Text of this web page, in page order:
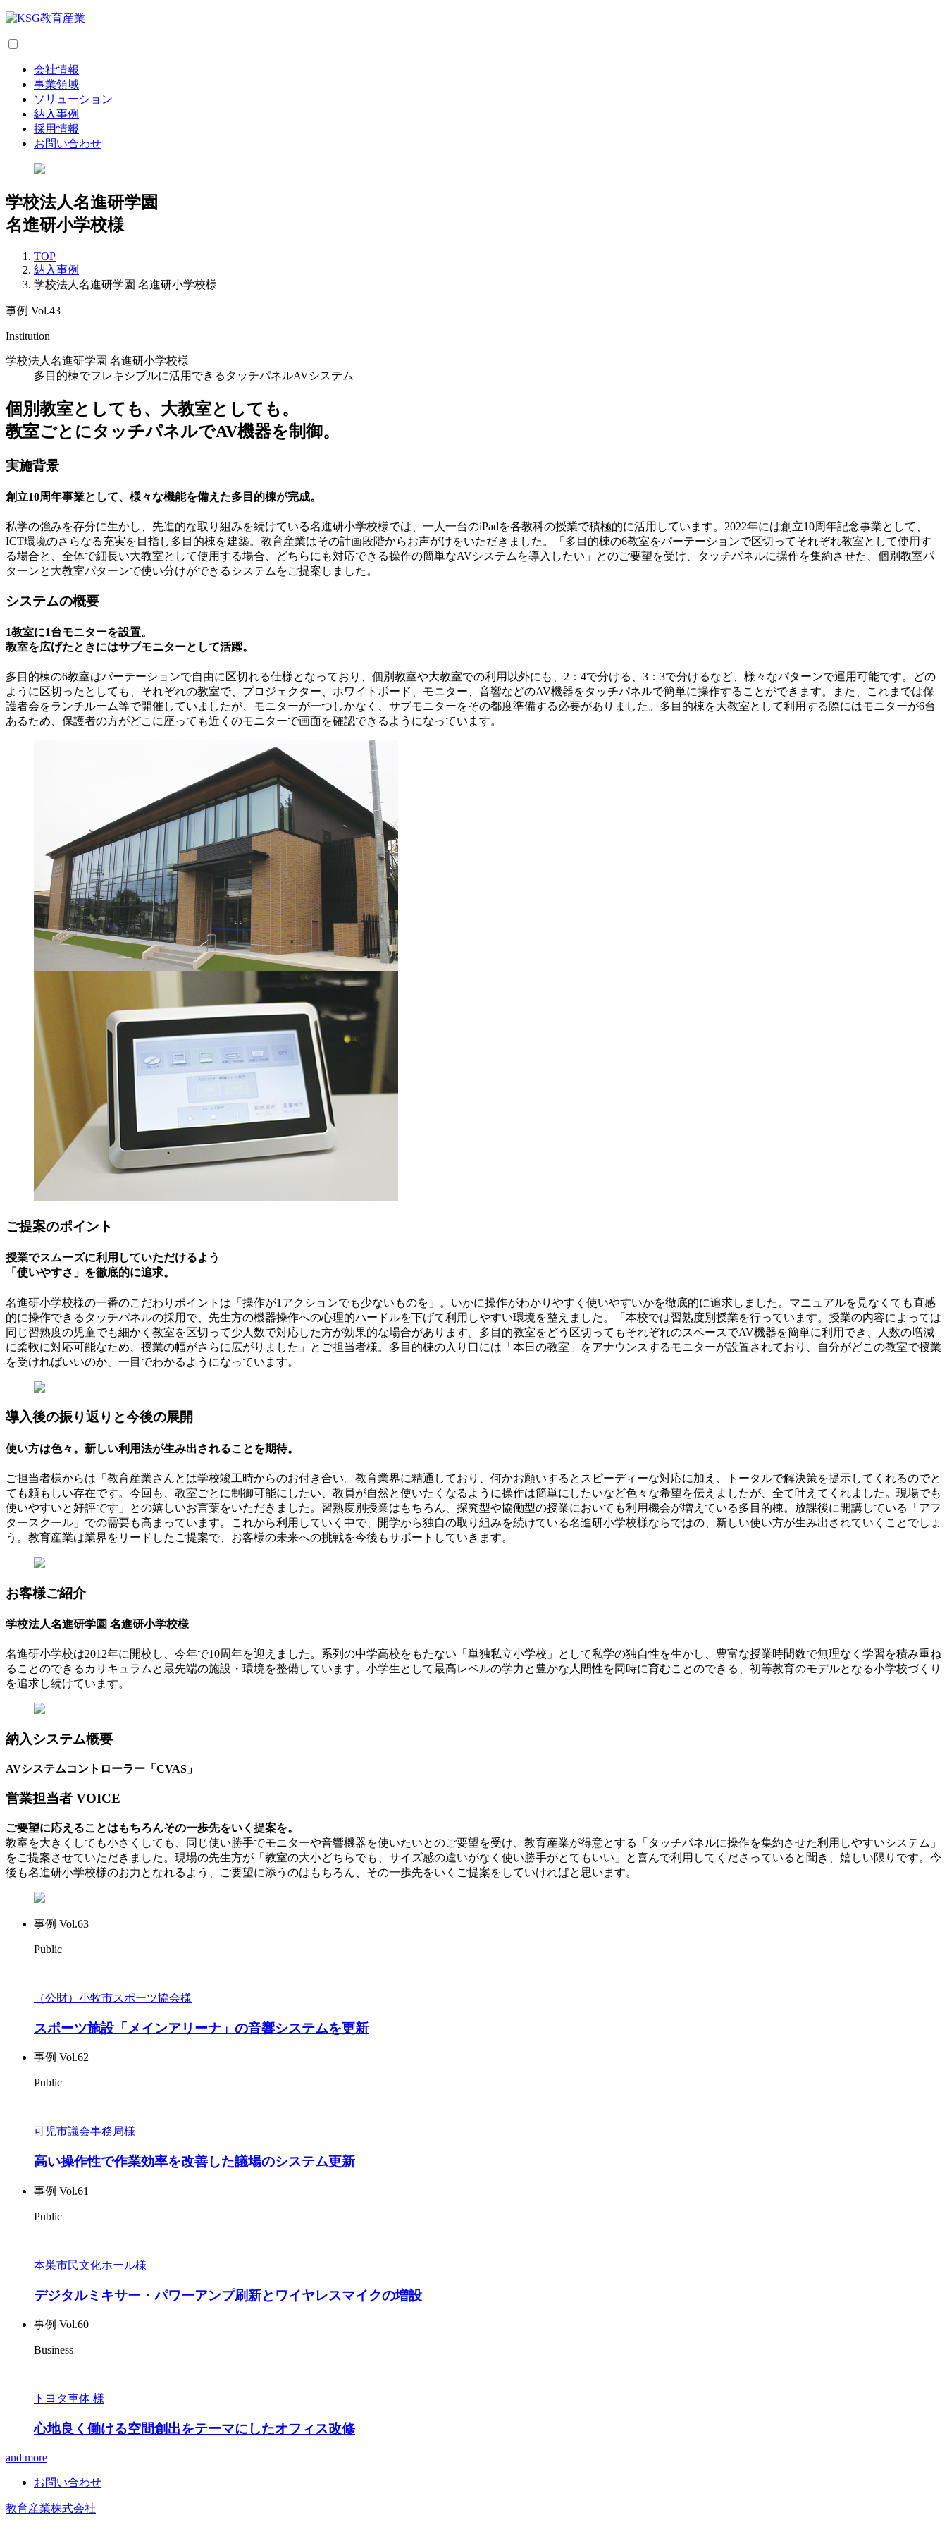
会社情報
事業領域
ソリューション
納入事例
採用情報
お問い合わせ
学校法人名進研学園
名進研小学校様
TOP
納入事例
学校法人名進研学園 名進研小学校様
事例 Vol.43
Institution
学校法人名進研学園 名進研小学校様
多目的棟でフレキシブルに活用できるタッチパネルAVシステム
個別教室としても、大教室としても。
教室ごとにタッチパネルでAV機器を制御。
実施背景
創立10周年事業として、様々な機能を備えた多目的棟が完成。
私学の強みを存分に生かし、先進的な取り組みを続けている名進研小学校様では、一人一台のiPadを各教科の授業で積極的に活用しています。2022年には創立10周年記念事業として、
ICT環境のさらなる充実を目指し多目的棟を建築。教育産業はその計画段階からお声がけをいただきました。「多目的棟の6教室をパーテーションで区切ってそれぞれ教室として使用す
る場合と、全体で細長い大教室として使用する場合、どちらにも対応できる操作の簡単なAVシステムを導入したい」とのご要望を受け、タッチパネルに操作を集約させた、個別教室パ
ターンと大教室パターンで使い分けができるシステムをご提案しました。
システムの概要
1教室に1台モニターを設置。
教室を広げたときにはサブモニターとして活躍。
多目的棟の6教室はパーテーションで自由に区切れる仕様となっており、個別教室や大教室での利用以外にも、2：4で分ける、3：3で分けるなど、様々なパターンで運用可能です。どの
ように区切ったとしても、それぞれの教室で、プロジェクター、ホワイトボード、モニター、音響などのAV機器をタッチパネルで簡単に操作することができます。また、これまでは保
護者会をランチルーム等で開催していましたが、モニターが一つしかなく、サブモニターをその都度準備する必要がありました。多目的棟を大教室として利用する際にはモニターが6台
あるため、保護者の方がどこに座っても近くのモニターで画面を確認できるようになっています。
ご提案のポイント
授業でスムーズに利用していただけるよう
「使いやすさ」を徹底的に追求。
名進研小学校様の一番のこだわりポイントは「操作が1アクションでも少ないものを」。いかに操作がわかりやすく使いやすいかを徹底的に追求しました。マニュアルを見なくても直感
的に操作できるタッチパネルの採用で、先生方の機器操作への心理的ハードルを下げて利用しやすい環境を整えました。「本校では習熟度別授業を行っています。授業の内容によっては
同じ習熟度の児童でも細かく教室を区切って少人数で対応した方が効果的な場合があります。多目的教室をどう区切ってもそれぞれのスペースでAV機器を簡単に利用でき、人数の増減
に柔軟に対応可能なため、授業の幅がさらに広がりました」とご担当者様。多目的棟の入り口には「本日の教室」をアナウンスするモニターが設置されており、自分がどこの教室で授業
を受ければいいのか、一目でわかるようになっています。
導入後の振り返りと今後の展開
使い方は色々。新しい利用法が生み出されることを期待。
ご担当者様からは「教育産業さんとは学校竣工時からのお付き合い。教育業界に精通しており、何かお願いするとスピーディーな対応に加え、トータルで解決策を提示してくれるのでと
ても頼もしい存在です。今回も、教室ごとに制御可能にしたい、教員が自然と使いたくなるように操作は簡単にしたいなど色々な希望を伝えましたが、全て叶えてくれました。現場でも
使いやすいと好評です」との嬉しいお言葉をいただきました。習熟度別授業はもちろん、探究型や協働型の授業においても利用機会が増えている多目的棟。放課後に開講している「アフ
タースクール」での需要も高まっています。これから利用していく中で、開学から独自の取り組みを続けている名進研小学校様ならではの、新しい使い方が生み出されていくことでしょ
う。教育産業は業界をリードしたご提案で、お客様の未来への挑戦を今後もサポートしていきます。
お客様ご紹介
学校法人名進研学園 名進研小学校様
名進研小学校は2012年に開校し、今年で10周年を迎えました。系列の中学高校をもたない「単独私立小学校」として私学の独自性を生かし、豊富な授業時間数で無理なく学習を積み重ね
ることのできるカリキュラムと最先端の施設・環境を整備しています。小学生として最高レベルの学力と豊かな人間性を同時に育むことのできる、初等教育のモデルとなる小学校づくり
を追求し続けています。
納入システム概要
AVシステムコントローラー「CVAS」
営業担当者 VOICE
ご要望に応えることはもちろんその一歩先をいく提案を。
教室を大きくしても小さくしても、同じ使い勝手でモニターや音響機器を使いたいとのご要望を受け、教育産業が得意とする「タッチパネルに操作を集約させた利用しやすいシステム」
をご提案させていただきました。現場の先生方が「教室の大小どちらでも、サイズ感の違いがなく使い勝手がとてもいい」と喜んで利用してくださっていると聞き、嬉しい限りです。今
後も名進研小学校様のお力となれるよう、ご要望に添うのはもちろん、その一歩先をいくご提案をしていければと思います。
事例 Vol.63
Public
（公財）小牧市スポーツ協会様
スポーツ施設「メインアリーナ」の音響システムを更新
事例 Vol.62
Public
可児市議会事務局様
高い操作性で作業効率を改善した議場のシステム更新
事例 Vol.61
Public
本巣市民文化ホール様
デジタルミキサー・パワーアンプ刷新とワイヤレスマイクの増設
事例 Vol.60
Business
トヨタ車体 様
心地良く働ける空間創出をテーマにしたオフィス改修
and more
お問い合わせ
教育産業株式会社